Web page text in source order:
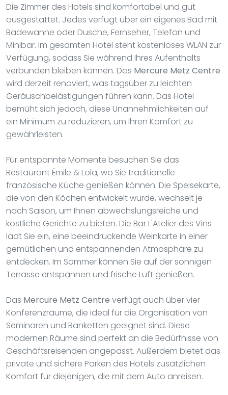
Die Zimmer des Hotels sind komfortabel und gut
ausgestattet. Jedes verfügt über ein eigenes Bad mit
Badewanne oder Dusche, Fernseher, Telefon und
Minibar. Im gesamten Hotel steht kostenloses WLAN zur
Verfügung, sodass Sie während Ihres Aufenthalts
verbunden bleiben können. Das Mercure Metz Centre
wird derzeit renoviert, was tagsüber zu leichten
Geräuschbelästigungen führen kann. Das Hotel
bemüht sich jedoch, diese Unannehmlichkeiten auf
ein Minimum zu reduzieren, um Ihren Komfort zu
gewährleisten.
Für entspannte Momente besuchen Sie das
Restaurant Émile & Lola, wo Sie traditionelle
französische Küche genießen können. Die Speisekarte,
die von den Köchen entwickelt wurde, wechselt je
nach Saison, um Ihnen abwechslungsreiche und
köstliche Gerichte zu bieten. Die Bar L'Atelier des Vins
lädt Sie ein, eine beeindruckende Weinkarte in einer
gemütlichen und entspannenden Atmosphäre zu
entdecken. Im Sommer können Sie auf der sonnigen
Terrasse entspannen und frische Luft genießen.
Das Mercure Metz Centre verfügt auch über vier
Konferenzräume, die ideal für die Organisation von
Seminaren und Banketten geeignet sind. Diese
modernen Räume sind perfekt an die Bedürfnisse von
Geschäftsreisenden angepasst. Außerdem bietet das
private und sichere Parken des Hotels zusätzlichen
Komfort für diejenigen, die mit dem Auto anreisen.